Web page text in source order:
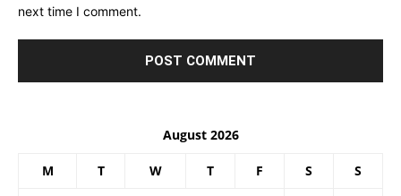
next time I comment.
August 2026
M T W T F S S